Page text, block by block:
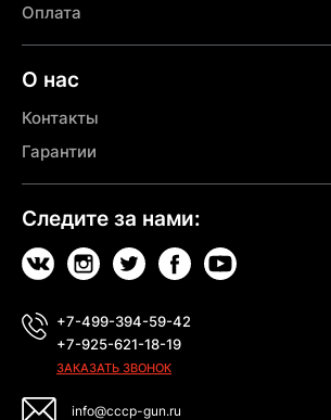
Оплата
О нас
Контакты
Гарантии
Следите за нами:
+7-499-394-59-42
+7-925-621-18-19
ЗАКАЗАТЬ ЗВОНОК
info@cccp-gun.ru